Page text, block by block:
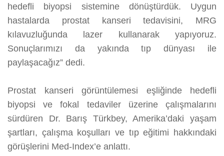
hedefli biyopsi sistemine dönüştürdük. Uygun
hastalarda prostat kanseri tedavisini, MRG
kılavuzluğunda lazer kullanarak yapıyoruz.
Sonuçlarımızı da yakında tıp dünyası ile
paylaşacağız” dedi.
Prostat kanseri görüntülemesi eşliğinde hedefli
biyopsi ve fokal tedaviler üzerine çalışmalarını
sürdüren Dr. Barış Türkbey, Amerika’daki yaşam
şartları, çalışma koşulları ve tıp eğitimi hakkındaki
görüşlerini Med-Index’e anlattı.